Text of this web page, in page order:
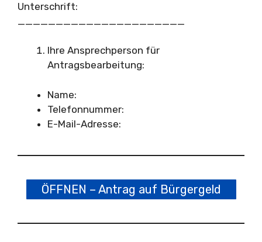
Unterschrift:
Ihre Ansprechperson für
Antragsbearbeitung:
Name:
Telefonnummer:
E-Mail-Adresse:
ÖFFNEN – Antrag auf Bürgergeld